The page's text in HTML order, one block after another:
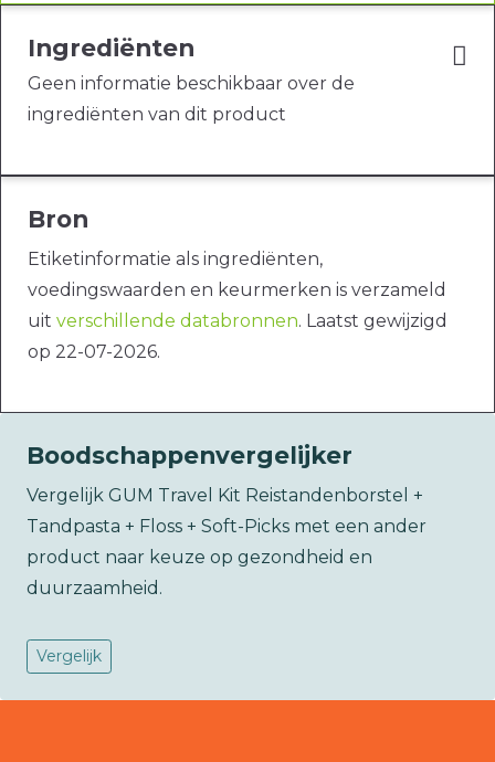
Ingrediënten
Geen informatie beschikbaar over de
ingrediënten van dit product
Bron
Etiketinformatie als ingrediënten,
voedingswaarden en keurmerken is verzameld
uit verschillende databronnen. Laatst gewijzigd
op 22-07-2026.
Boodschappenvergelijker
Vergelijk GUM Travel Kit Reistandenborstel +
Tandpasta + Floss + Soft-Picks met een ander
product naar keuze op gezondheid en
duurzaamheid.
Vergelijk